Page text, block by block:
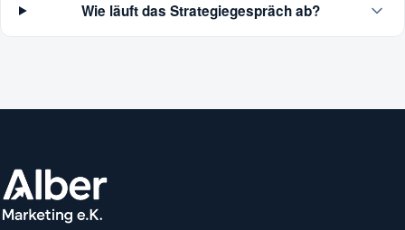
Wie läuft das Strategiegespräch ab?